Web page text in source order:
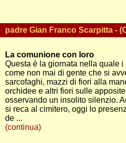
padre Gian Franco Scarpitta -
La comunione con loro
Questa è la giornata nella quale
come non mai di gente che si
sarcofaghi, mazzi di fiori alla
orchidee e altri fiori sulle
osservando un insolito silenzio.
si reca al cimitero, oggi lo
de ...
(continua)